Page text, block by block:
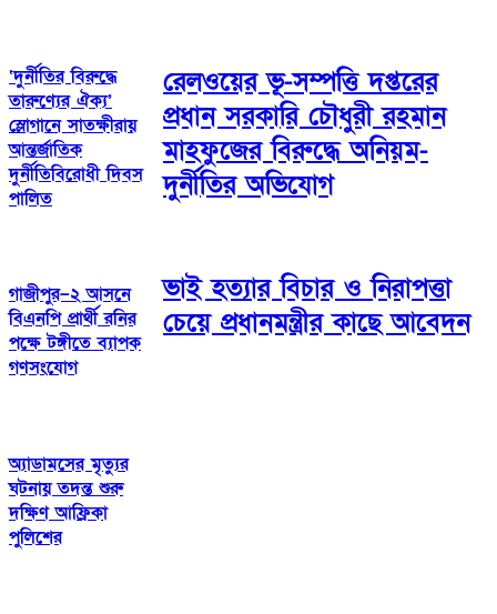
‘দুর্নীতির বিরুদ্ধে
তারুণ্যের ঐক্য’
স্লোগানে সাতক্ষীরায়
আন্তর্জাতিক
দুর্নীতিবিরোধী দিবস
পালিত
গাজীপুর–২ আসনে
বিএনপি প্রার্থী রনির
পক্ষে টঙ্গীতে ব্যাপক
গণসংযোগ
অ্যাডামসের মৃত্যুর
ঘটনায় তদন্ত শুরু
দক্ষিণ আফ্রিকা
পুলিশের
রেলওয়ের ভূ-সম্পত্তি দপ্তরের
প্রধান সরকারি চৌধুরী রহমান
মাহফুজের বিরুদ্ধে অনিয়ম-
দুর্নীতির অভিযোগ
ভাই হত্যার বিচার ও নিরাপত্তা
চেয়ে প্রধানমন্ত্রীর কাছে আবেদন